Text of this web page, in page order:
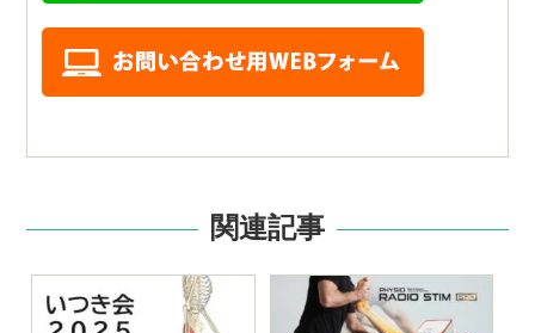
関連記事